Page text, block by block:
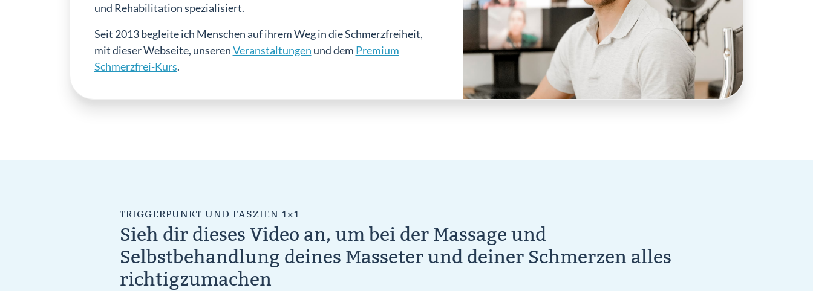
und Rehabilitation spezialisiert.
Seit 2013 begleite ich Menschen auf ihrem Weg in die Schmerzfreiheit,
mit dieser Webseite, unserenVeranstaltungen und dem Premium
Schmerzfrei-Kurs.
TRIGGERPUNKT UND FASZIEN 1×1
Sieh dir dieses Video an, um bei der Massage und
Selbstbehandlung deines Masseter und deiner Schmerzen alles
richtigzumachen